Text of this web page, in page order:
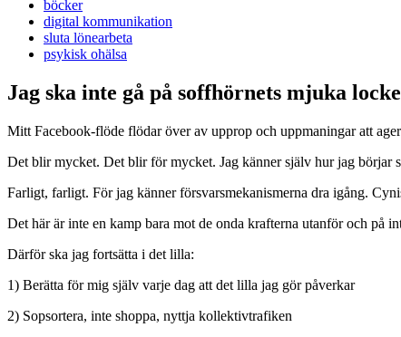
böcker
digital kommunikation
sluta lönearbeta
psykisk ohälsa
Jag ska inte gå på soffhörnets mjuka
Mitt Facebook-flöde flödar över av upprop och uppmaningar att
Det blir mycket. Det blir för mycket. Jag känner själv hur jag börjar
Farligt, farligt. För jag känner försvarsmekanismerna dra igång.
Det här är inte en kamp bara mot de onda krafterna utanför och på
Därför ska jag fortsätta i det lilla:
1) Berätta för mig själv varje dag att det lilla jag gör påverkar
2) Sopsortera, inte shoppa, nyttja kollektivtrafiken